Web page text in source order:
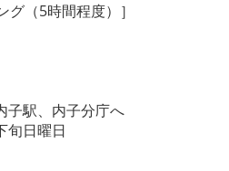
（5時間程度）］
、内子分庁へ
日曜日